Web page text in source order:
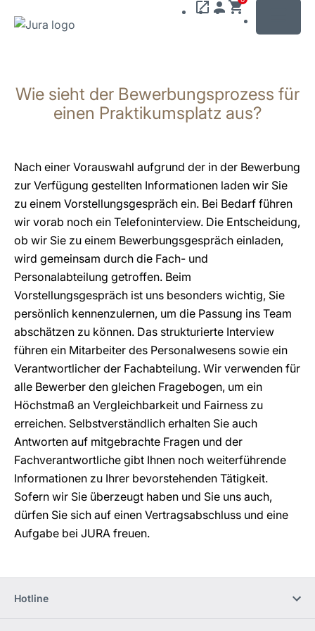
wechseln
Wie sieht der Bewerbungsprozess für
einen Praktikumsplatz aus?
Nach einer Vorauswahl aufgrund der in der Bewerbung
zur Verfügung gestellten Informationen laden wir Sie
zu einem Vorstellungsgespräch ein. Bei Bedarf führen
wir vorab noch ein Telefoninterview. Die Entscheidung,
ob wir Sie zu einem Bewerbungsgespräch einladen,
wird gemeinsam durch die Fach- und
Personalabteilung getroffen. Beim
Vorstellungsgespräch ist uns besonders wichtig, Sie
persönlich kennenzulernen, um die Passung ins Team
abschätzen zu können. Das strukturierte Interview
führen ein Mitarbeiter des Personalwesens sowie ein
Verantwortlicher der Fachabteilung. Wir verwenden für
alle Bewerber den gleichen Fragebogen, um ein
Höchstmaß an Vergleichbarkeit und Fairness zu
erreichen. Selbstverständlich erhalten Sie auch
Antworten auf mitgebrachte Fragen und der
Fachverantwortliche gibt Ihnen noch weiterführende
Informationen zu Ihrer bevorstehenden Tätigkeit.
Sofern wir Sie überzeugt haben und Sie uns auch,
dürfen Sie sich auf einen Vertragsabschluss und eine
Aufgabe bei JURA freuen.
Hotline